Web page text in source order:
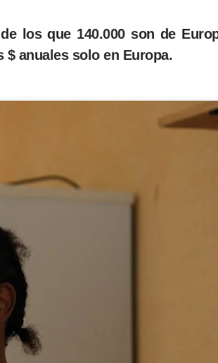
los que 140.000 son de
anuales solo en Europa.